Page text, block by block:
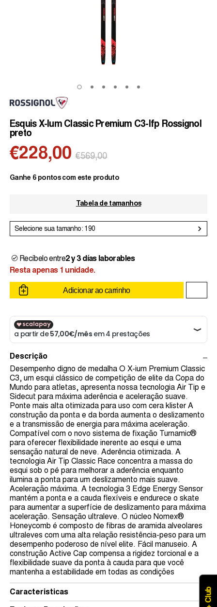
Esquis X-Ium Classic Premium C3-Ifp Rossignol
preto
€228,00
Preço
€569,00
Ganhe 6 pontos com este produto
Tabela de tamanhos
Selecione sua tamanho: 190
Recíbelo entre2 y 3 días laborables
Resta apenas 1 unidade.
Adicionar ao carrinho
Descrição
Desempenho digno de medalha O X-ium Premium Classic
C3, um esqui clássico de competição de elite da Copa do
Mundo para atletas, apresenta nossa tecnologia Air Tip e
Sidecut para máxima aderência e aceleração suave.
Ponte mais alta otimizada para uso com cera klister A
construção da ponta e da borda aumenta o deslizamento
e a transmissão de energia para máxima aceleração.
Compatível com o novo sistema de fixação Turnamic®
para oferecer flexibilidade inerente ao esqui e uma
sensação natural de neve. Aderência otimizada. A
tecnologia Air Tip Classic Race concentra a massa do
esqui sob o pé para melhorar a aderência enquanto
ilumina a ponta para um deslizamento mais suave.
Aceleração máxima. A tecnologia 3 Edge Energy Sensor
mantém a ponta e a cauda flexíveis e endurece o skate
para aumentar a superfície de deslizamento para máxima
aceleração. Sensação ultraleve. O núcleo Nomex®
Honeycomb é composto de fibras de aramida alveolares
ultraleves com uma alta relação resistência-peso para um
desempenho poderoso de nível elite. Fácil manuseio. A
construção Active Cap compensa a rigidez torcional e a
flexibilidade suave da ponta à cauda para que você
mantenha a estabilidade em todas as condições
Caracteristicas M+ Club